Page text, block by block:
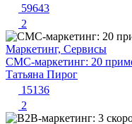
59643
2
Маркетинг, Сервисы
СМС-маркетинг: 20
Татьяна Пирог
15136
2